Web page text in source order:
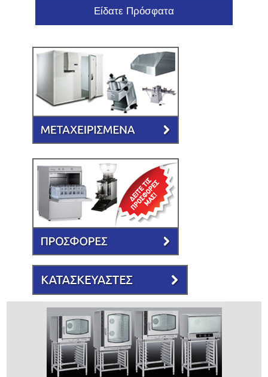
Είδατε Πρόσφατα